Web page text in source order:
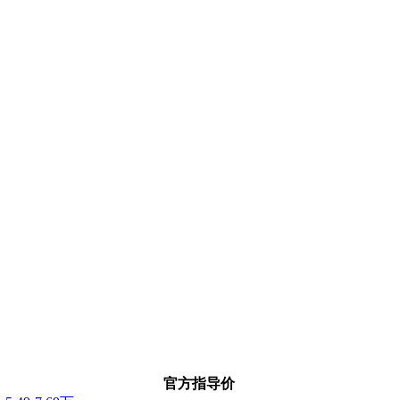
官方指导价